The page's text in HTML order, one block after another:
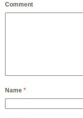
Comment
Name *